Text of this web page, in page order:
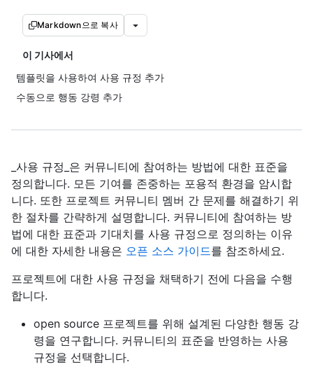
Markdown으로 복사
이 기사에서
템플릿을 사용하여 사용 규정 추가
수동으로 행동 강령 추가
_사용 규정_은 커뮤니티에 참여하는 방법에 대한 표준을
정의합니다. 모든 기여를 존중하는 포용적 환경을 암시합
니다. 또한 프로젝트 커뮤니티 멤버 간 문제를 해결하기 위
한 절차를 간략하게 설명합니다. 커뮤니티에 참여하는 방
법에 대한 표준과 기대치를 사용 규정으로 정의하는 이유
에 대한 자세한 내용은 오픈 소스 가이드를 참조하세요.
프로젝트에 대한 사용 규정을 채택하기 전에 다음을 수행
합니다.
open source 프로젝트를 위해 설계된 다양한 행동 강
령을 연구합니다. 커뮤니티의 표준을 반영하는 사용
규정을 선택합니다.